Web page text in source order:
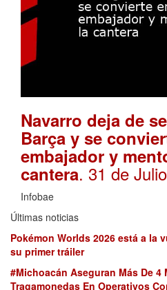
Navarro deja de
Barça y se
embajador y
cantera. 31 de
Infobae
Últimas noticias
Pokémon Worlds 2026 está a la
su primer tráiler
#Michoacán Aseguran Más De 4
Tragamonedas En Operativos